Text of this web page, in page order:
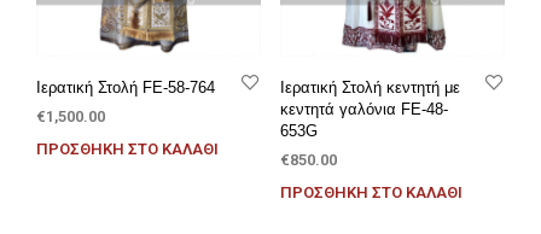
Ιερατική Στολή FE-58-764
€1,500.00
ΠΡΟΣΘΉΚΗ ΣΤΟ ΚΑΛΆΘΙ
Ιερατική Στολή κεντητή με
κεντητά γαλόνια FE-48-
653G
€850.00
ΠΡΟΣΘΉΚΗ ΣΤΟ ΚΑΛΆΘΙ